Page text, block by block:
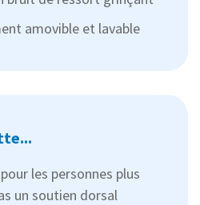
amovible et lavable
les personnes plus
un soutien dorsal